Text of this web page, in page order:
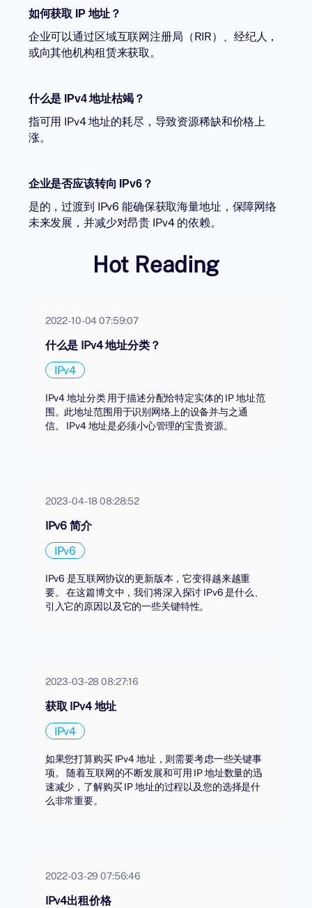
如何获取 IP 地址？
企业可以通过区域互联网注册局（RIR）、经纪人，
或向其他机构租赁来获取。
什么是 IPv4 地址枯竭？
指可用 IPv4 地址的耗尽，导致资源稀缺和价格上
涨。
企业是否应该转向 IPv6？
是的，过渡到 IPv6 能确保获取海量地址，保障网络
未来发展，并减少对昂贵 IPv4 的依赖。
Hot Reading
2022-10-04 07:59:07
什么是 IPv4 地址分类？
IPv4
IPv4 地址分类 用于描述分配给特定实体的 IP 地址范
围。此地址范围用于识别网络上的设备并与之通
信。 IPv4 地址是必须小心管理的宝贵资源。
2023-04-18 08:28:52
IPv6 简介
IPv6
IPv6 是互联网协议的更新版本，它变得越来越重
要。 在这篇博文中，我们将深入探讨 IPv6 是什么、
引入它的原因以及它的一些关键特性。
2023-03-28 08:27:16
获取 IPv4 地址
IPv4
如果您打算购买 IPv4 地址，则需要考虑一些关键事
项。 随着互联网的不断发展和可用 IP 地址数量的迅
速减少，了解购买 IP 地址的过程以及您的选择是什
么非常重要。
2022-03-29 07:56:46
IPv4出租价格